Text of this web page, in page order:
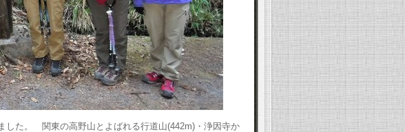
した。 関東の高野山とよばれる行道山(442m)・浄因寺か